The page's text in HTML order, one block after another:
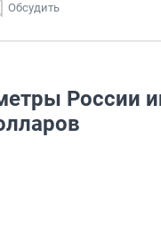
Обсудить
России